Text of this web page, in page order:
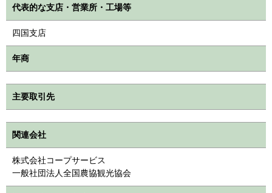
代表的な支店・営業所・工場等
四国支店
年商
主要取引先
関連会社
株式会社コープサービス
一般社団法人全国農協観光協会